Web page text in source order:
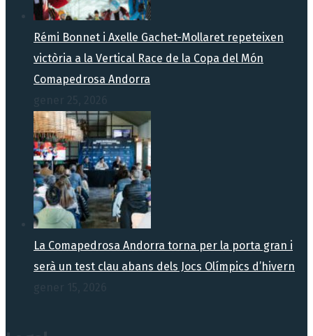
Rémi Bonnet i Axelle Gachet-Mollaret repeteixen
victòria a la Vertical Race de la Copa del Món
Comapedrosa Andorra
La Comapedrosa Andorra torna per la porta gran i
serà un test clau abans dels Jocs Olímpics d’hivern